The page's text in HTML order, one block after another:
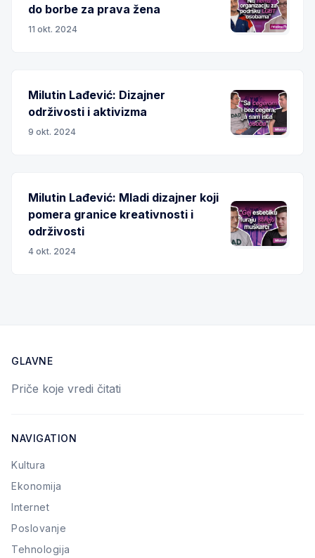
do borbe za prava žena
11 okt. 2024
Milutin Lađević: Dizajner
održivosti i aktivizma
9 okt. 2024
Milutin Lađević: Mladi dizajner koji
pomera granice kreativnosti i
održivosti
4 okt. 2024
GLAVNE
Priče koje vredi čitati
NAVIGATION
Kultura
Ekonomija
Internet
Poslovanje
Tehnologija